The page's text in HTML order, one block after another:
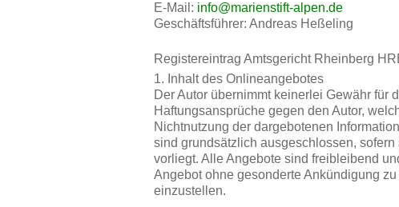
E-Mail: info@marienstift-alpen.de
Geschäftsführer: Andreas Heßeling
Registereintrag Amtsgericht Rheinberg
1. Inhalt des Onlineangebotes
Der Autor übernimmt keinerlei Gewähr für
Haftungsansprüche gegen den Autor,
Nichtnutzung der dargebotenen
sind grundsätzlich ausgeschlossen,
vorliegt. Alle Angebote sind freibleibend
Angebot ohne gesonderte Ankündigung
einzustellen.